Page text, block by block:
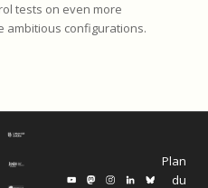
tests on even more
ambitious configurations.
Plan
du